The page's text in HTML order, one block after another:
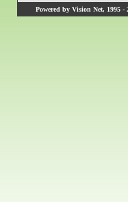
Powered by Vision Net, 1995 -